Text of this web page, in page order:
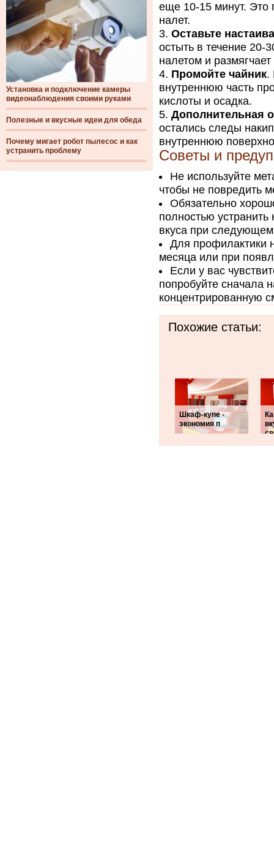
Установка и подключение камеры
видеонаблюдения своими руками
Полезные и вкусные идеи для обеда
Почему мигает робот пылесос и как
устранить проблему
еще 10-15 минут. Это
налет.
Оставьте
остыть в течение 20-
налетом и размягчает
Промойте чайник.
внутреннюю часть
кислоты и осадка.
Дополнительная
остались следы
внутреннюю
Советы и
Не используйте
чтобы не повредить
Обязательно
полностью устранить
вкуса при
Для профилактики
месяца или при
Если у вас
попробуйте сначала
концентрированную
Похожие статьи:
Шкаф-купе -
экономия п